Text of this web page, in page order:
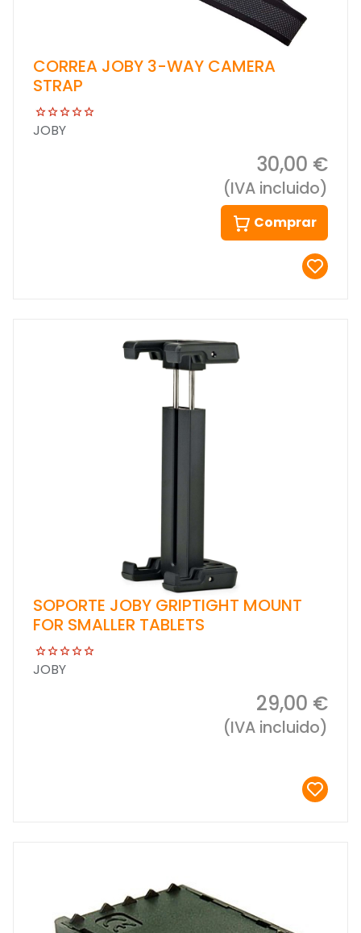
CORREA JOBY 3-WAY CAMERA
STRAP
JOBY
30,00 €
(IVA incluido)
Comprar
SOPORTE JOBY GRIPTIGHT MOUNT
FOR SMALLER TABLETS
JOBY
29,00 €
(IVA incluido)